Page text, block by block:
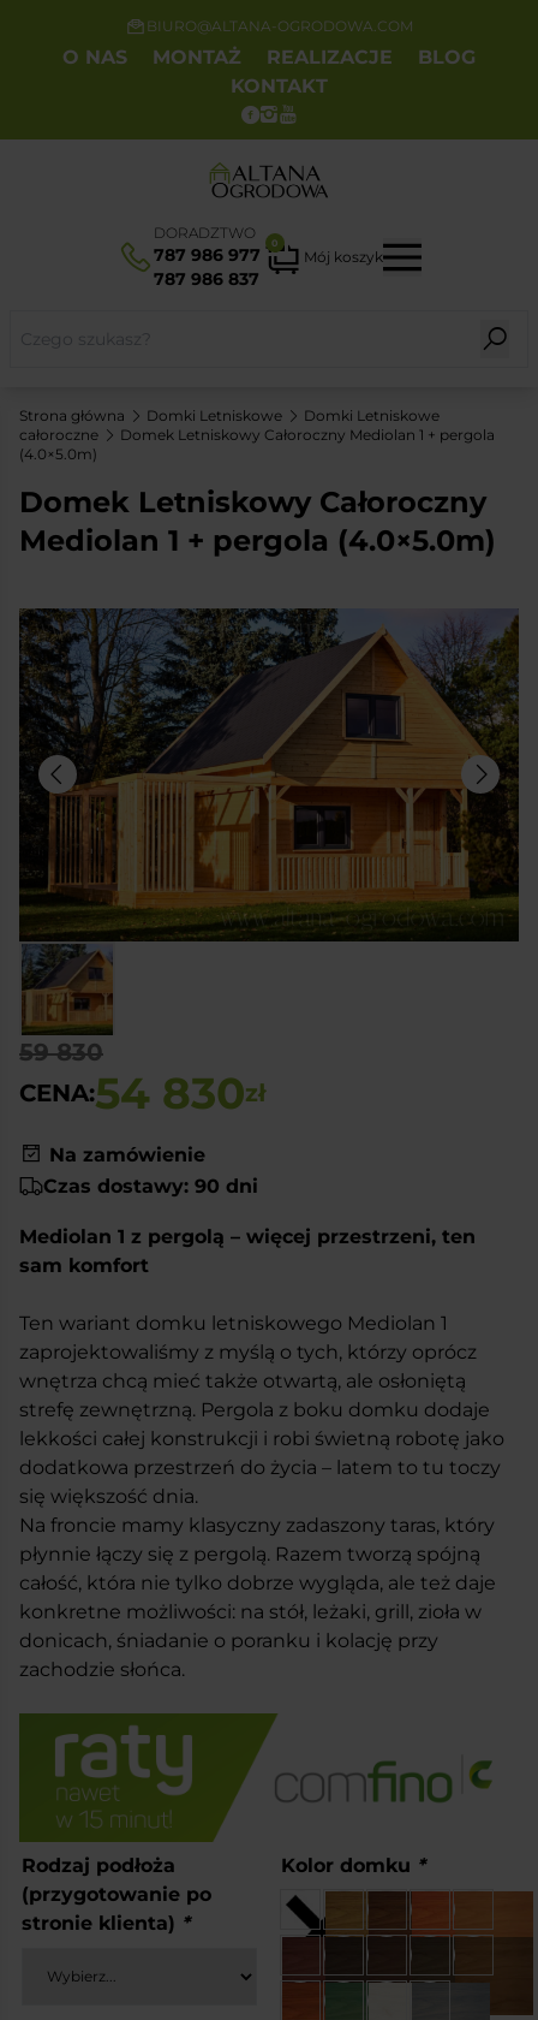
BIURO@ALTANA-OGRODOWA.COM
O NAS MONTAŻ REALIZACJE
BLOG
KONTAKT
DORADZTWO
787 986 977
787 986 837
0
Mój koszyk
Strona główna Domki Letniskowe
Domki Letniskowe
całoroczne
Domek Letniskowy Całoroczny Mediolan 1 + pergola
(4.0×5.0m)
Domek Letniskowy Całoroczny
Mediolan 1 + pergola (4.0×5.0m)
59 830
CENA:54 830zł
Na zamówienie
Czas dostawy: 90 dni
Mediolan 1 z pergolą – więcej przestrzeni, ten
sam komfort
Ten wariant domku letniskowego Mediolan 1
zaprojektowaliśmy z myślą o tych, którzy oprócz
wnętrza chcą mieć także otwartą, ale osłoniętą
strefę zewnętrzną. Pergola z boku domku dodaje
lekkości całej konstrukcji i robi świetną robotę jako
dodatkowa przestrzeń do życia – latem to tu toczy
się większość dnia.
Na froncie mamy klasyczny zadaszony taras, który
płynnie łączy się z pergolą. Razem tworzą spójną
całość, która nie tylko dobrze wygląda, ale też daje
konkretne możliwości: na stół, leżaki, grill, zioła w
donicach, śniadanie o poranku i kolację przy
zachodzie słońca.
Rodzaj podłoża
(przygotowanie po
stronie klienta) *
Kolor domku *